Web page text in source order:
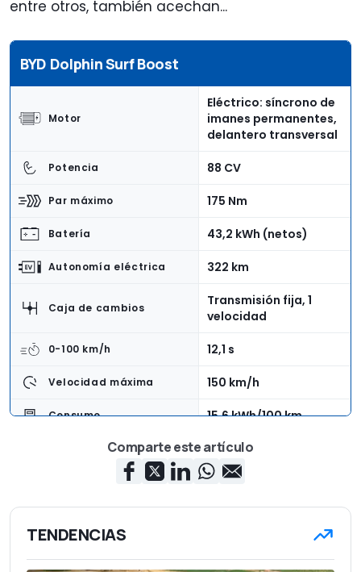
entre otros, también acechan...
BYD Dolphin Surf Boost
Motor
Eléctrico: síncrono de
imanes permanentes,
delantero transversal
Potencia 88 CV
Par máximo 175 Nm
Batería 43,2 kWh (netos)
Autonomía eléctrica 322 km
Caja de cambios
Transmisión fija, 1
velocidad
0-100 km/h 12,1 s
Velocidad máxima 150 km/h
Consumo 15,6 kWh/100 km
Delantera
3,99 m
Comparte este artículo
TENDENCIAS